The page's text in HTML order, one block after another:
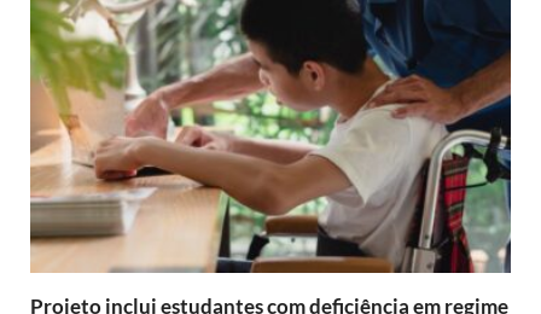
Projeto inclui estudantes com deficiência em regime